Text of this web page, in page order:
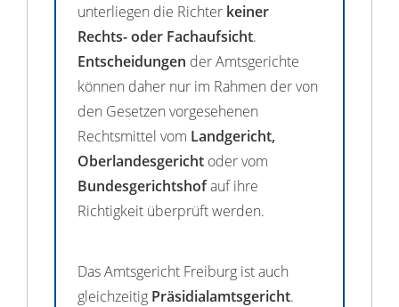
unterliegen die Richter keiner
Rechts- oder Fachaufsicht.
Entscheidungen der Amtsgerichte
können daher nur im Rahmen der von
den Gesetzen vorgesehenen
Rechtsmittel vom Landgericht,
Oberlandesgericht oder vom
Bundesgerichtshofauf ihre
Richtigkeit überprüft werden.
Das Amtsgericht Freiburg ist auch
gleichzeitig Präsidialamtsgericht.